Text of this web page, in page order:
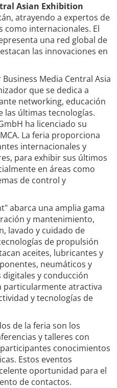
Asian Exhibition
atrayendo a expertos de
como internacionales. El
una red global de
las innovaciones en
Media Central Asia
que se dedica a
networking, educación
las últimas tecnologías.
ha licenciado su
La feria proporciona
internacionales y
para exhibir sus últimos
en áreas como
de control y
abarca una amplia gama
y mantenimiento,
lavado y cuidado de
de propulsión
aceites, lubricantes y
neumáticos y
y conducción
particularmente atractiva
y tecnologías de
de la feria son los
y talleres con
conocimientos
Estos eventos
oportunidad para el
de contactos.